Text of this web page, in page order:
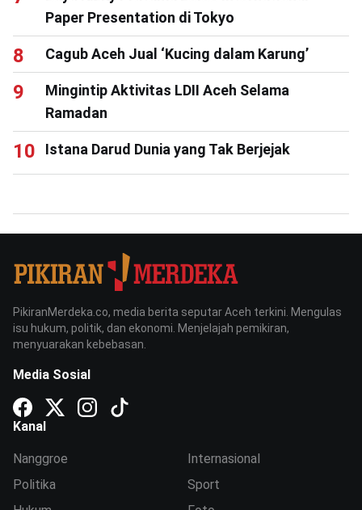
Paper Presentation di Tokyo
Cagub Aceh Jual ‘Kucing dalam Karung’
Mingintip Aktivitas LDII Aceh Selama
Ramadan
Istana Darud Dunia yang Tak Berjejak
PikiranMerdeka.co, media berita seputar Aceh terkini. Mengulas
isu hukum, politik, dan ekonomi. Menjelajah pemikiran,
menyuarakan kebebasan.
Media Sosial
Kanal
Nanggroe
Politika
Internasional
Sport